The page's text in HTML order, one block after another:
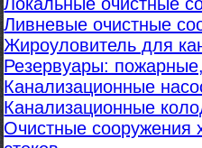
Локальные очистные
Ливневые очистные
Жироуловитель для
Резервуары:
Канализационные
Канализационные
Очистные сооружения